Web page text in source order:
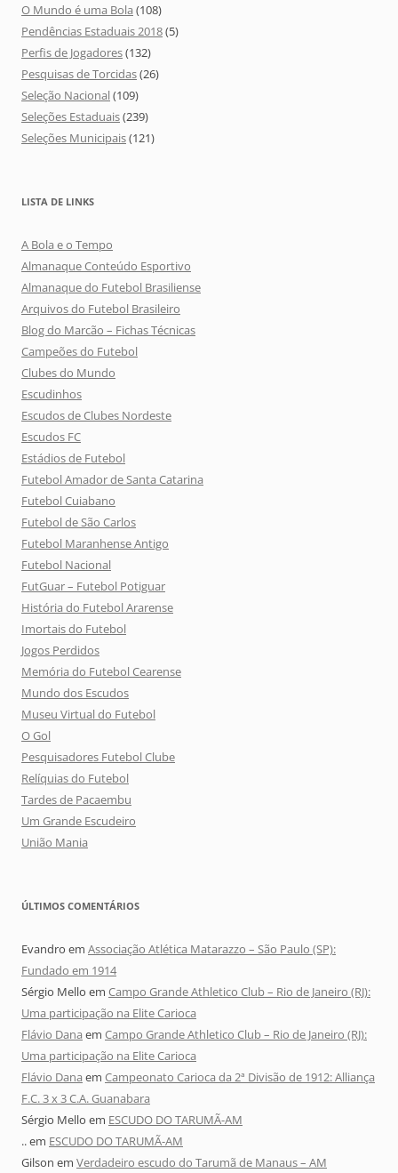
O Mundo é uma Bola (108)
Pendências Estaduais 2018(5)
Perfis de Jogadores(132)
Pesquisas de Torcidas(26)
Seleção Nacional(109)
Seleções Estaduais(239)
Seleções Municipais(121)
LISTA DE LINKS
A Bola e o Tempo
Almanaque Conteúdo Esportivo
Almanaque do Futebol Brasiliense
Arquivos do Futebol Brasileiro
Blog do Marcão – Fichas Técnicas
Campeões do Futebol
Clubes do Mundo
Escudinhos
Escudos de Clubes Nordeste
Escudos FC
Estádios de Futebol
Futebol Amador de Santa Catarina
Futebol Cuiabano
Futebol de São Carlos
Futebol Maranhense Antigo
Futebol Nacional
FutGuar – Futebol Potiguar
História do Futebol Ararense
Imortais do Futebol
Jogos Perdidos
Memória do Futebol Cearense
Mundo dos Escudos
Museu Virtual do Futebol
O Gol
Pesquisadores Futebol Clube
Relíquias do Futebol
Tardes de Pacaembu
Um Grande Escudeiro
União Mania
ÚLTIMOS COMENTÁRIOS
Evandro em Associação Atlética Matarazzo – São Paulo (SP):
Fundado em 1914
Sérgio Mello em Campo Grande Athletico Club – Rio de Janeiro (RJ):
Uma participação na Elite Carioca
Flávio Dana em Campo Grande Athletico Club – Rio de Janeiro (RJ):
Uma participação na Elite Carioca
Flávio Dana em Campeonato Carioca da 2ª Divisão de 1912: Alliança
F.C. 3 x 3 C.A. Guanabara
Sérgio Mello em ESCUDO DO TARUMÃ-AM
..em ESCUDO DO TARUMÃ-AM
Gilson em Verdadeiro escudo do Tarumã de Manaus – AM